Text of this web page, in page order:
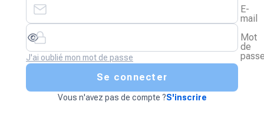
E-
mail
Mot
de
J'ai oublié mon mot de passe
Se connecter
Vous n'avez pas de compte ?S'inscrire